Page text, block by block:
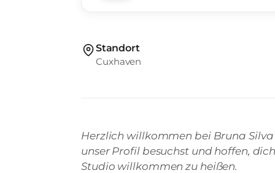
Standort
Cuxhaven
Herzlich willkommen bei Bruna
unser Profil besuchst und hoffen,
Studio willkommen zu heißen.